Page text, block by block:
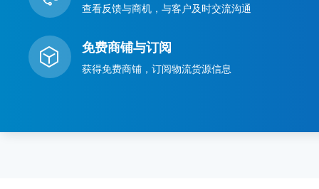
查看反馈与商机，与客户及时交流沟通
免费商铺与订阅
获得免费商铺，订阅物流货源信息